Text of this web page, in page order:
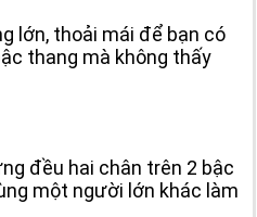
lớn, thoải mái để bạn có
thang mà không thấy
đều hai chân trên 2 bậc
một người lớn khác làm